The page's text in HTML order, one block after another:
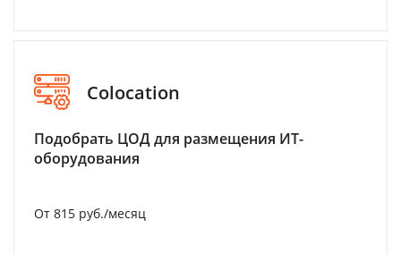
Colocation
Подобрать ЦОД для размещения ИТ-
оборудования
От 815 руб./месяц